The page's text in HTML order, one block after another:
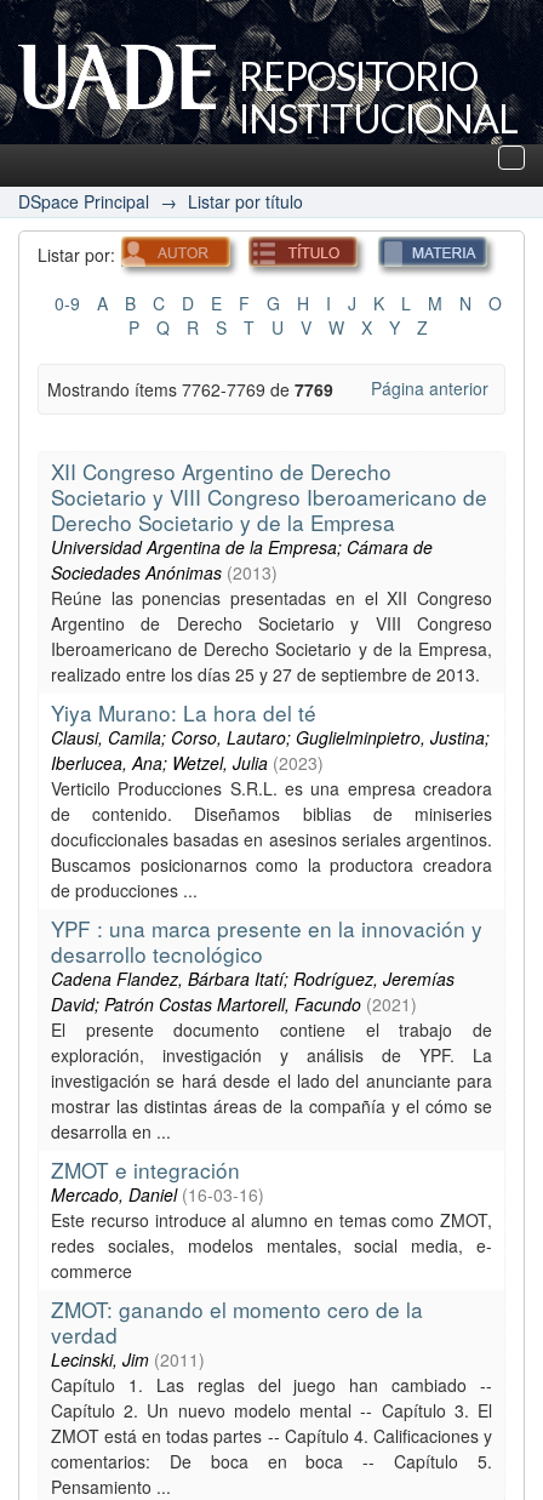
REPOSITORIO
INSTITUCIONAL
UADE
DSpace Principal → Listar por título
Listar por:
0-9 A B C D E F G H I J K L M N
O
P
Q R S T U V W X Y Z
Mostrando ítems 7762-7769 de 7769 Página anterior
XII Congreso Argentino de Derecho
Societario y VIII Congreso Iberoamericano de
Derecho Societario y de la Empresa
Universidad Argentina de la Empresa; Cámara de
Sociedades Anónimas (2013)
Reúne las ponencias presentadas en el XII Congreso
Argentino de Derecho Societario y VIII Congreso
Iberoamericano de Derecho Societario y de la Empresa,
realizado entre los días 25 y 27 de septiembre de 2013.
Yiya Murano: La hora del té
Clausi, Camila; Corso, Lautaro; Guglielminpietro, Justina;
Iberlucea, Ana; Wetzel, Julia (2023)
Verticilo Producciones S.R.L. es una empresa creadora
de contenido. Diseñamos biblias de miniseries
docuficcionales basadas en asesinos seriales argentinos.
Buscamos posicionarnos como la productora creadora
de producciones ...
YPF : una marca presente en la innovación y
desarrollo tecnológico
Cadena Flandez, Bárbara Itatí; Rodríguez, Jeremías
David; Patrón Costas Martorell, Facundo (2021)
El presente documento contiene el trabajo de
exploración, investigación y análisis de YPF. La
investigación se hará desde el lado del anunciante para
mostrar las distintas áreas de la compañía y el cómo se
desarrolla en ...
ZMOT e integración
Mercado, Daniel (16-03-16)
Este recurso introduce al alumno en temas como ZMOT,
redes sociales, modelos mentales, social media, e-
commerce
ZMOT: ganando el momento cero de la
verdad
Lecinski, Jim (2011)
Capítulo 1. Las reglas del juego han cambiado --
Capítulo 2. Un nuevo modelo mental -- Capítulo 3. El
ZMOT está en todas partes -- Capítulo 4. Calificaciones y
comentarios: De boca en boca -- Capítulo 5.
Pensamiento ...